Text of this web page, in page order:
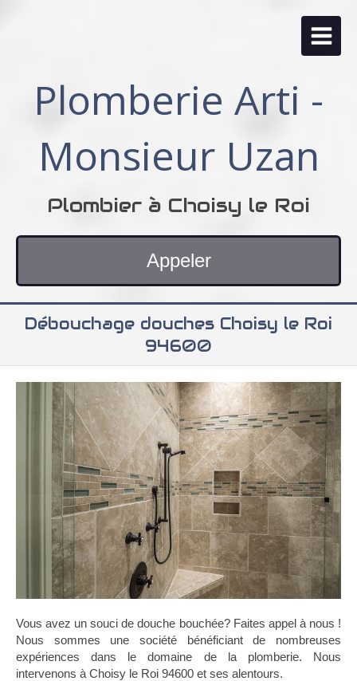
Plomberie Arti -
Monsieur Uzan
Plombier à Choisy le Roi
Appeler
Débouchage douches Choisy le Roi
94600
Vous avez un souci de douche bouchée? Faites appel à nous !
Nous sommes une société bénéficiant de nombreuses
expériences dans le domaine de la plomberie. Nous
intervenons à Choisy le Roi 94600 et ses alentours.